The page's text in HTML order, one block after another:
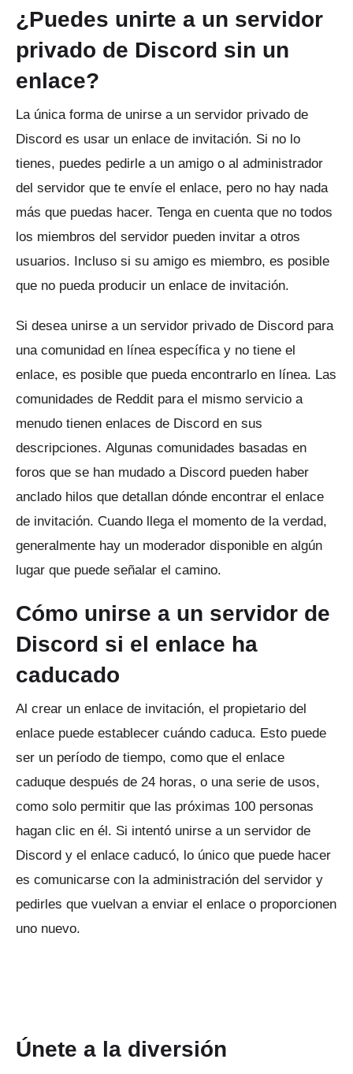
¿Puedes unirte a un servidor
privado de Discord sin un
enlace?
La única forma de unirse a un servidor privado de
Discord es usar un enlace de invitación. Si no lo
tienes, puedes pedirle a un amigo o al administrador
del servidor que te envíe el enlace, pero no hay nada
más que puedas hacer. Tenga en cuenta que no todos
los miembros del servidor pueden invitar a otros
usuarios. Incluso si su amigo es miembro, es posible
que no pueda producir un enlace de invitación.
Si desea unirse a un servidor privado de Discord para
una comunidad en línea específica y no tiene el
enlace, es posible que pueda encontrarlo en línea. Las
comunidades de Reddit para el mismo servicio a
menudo tienen enlaces de Discord en sus
descripciones. Algunas comunidades basadas en
foros que se han mudado a Discord pueden haber
anclado hilos que detallan dónde encontrar el enlace
de invitación. Cuando llega el momento de la verdad,
generalmente hay un moderador disponible en algún
lugar que puede señalar el camino.
Cómo unirse a un servidor de
Discord si el enlace ha
caducado
Al crear un enlace de invitación, el propietario del
enlace puede establecer cuándo caduca. Esto puede
ser un período de tiempo, como que el enlace
caduque después de 24 horas, o una serie de usos,
como solo permitir que las próximas 100 personas
hagan clic en él. Si intentó unirse a un servidor de
Discord y el enlace caducó, lo único que puede hacer
es comunicarse con la administración del servidor y
pedirles que vuelvan a enviar el enlace o proporcionen
uno nuevo.
Únete a la diversión